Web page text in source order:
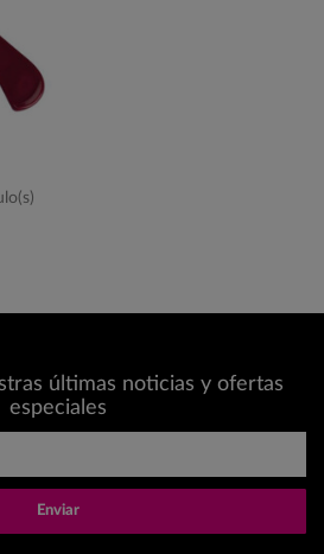
últimas noticias y ofertas
especiales
Enviar